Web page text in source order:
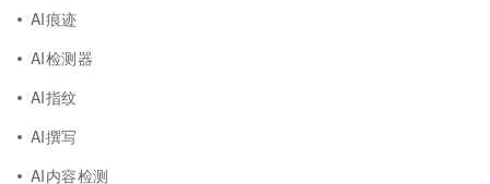
AI痕迹
AI检测器
AI指纹
AI撰写
AI内容检测